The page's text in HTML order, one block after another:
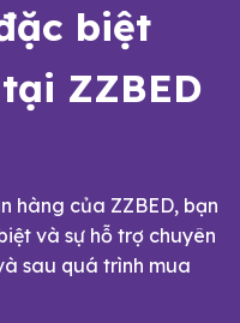
biệt
ZZBED
hàng của ZZBED, bạn
và sự hỗ trợ chuyên
sau quá trình mua